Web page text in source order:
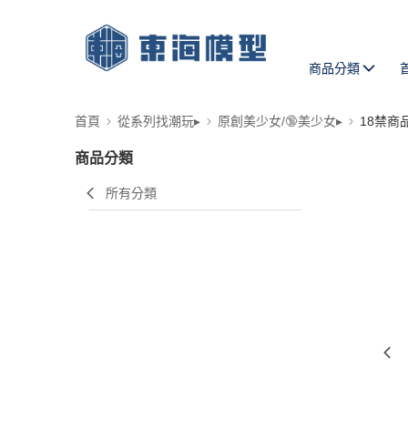
商品分類
首頁 從系列找潮玩▸ 原創美少女/🔞美少女▸ 18禁商
商品分類
所有分類